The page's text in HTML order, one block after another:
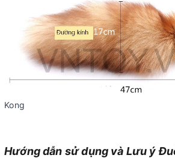
Kong
Hướng dẫn sử dụng và Lưu ý